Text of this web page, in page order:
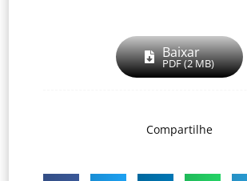
Baixar
PDF (2 MB)
Compartilhe